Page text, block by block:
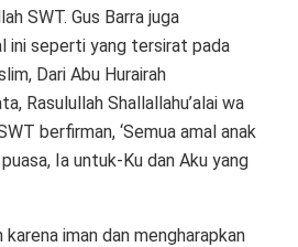
SWT. Gus Barra juga
ini seperti yang tersirat pada
Dari Abu Hurairah
Rasulullah Shallallahu’alai wa
berfirman, ‘Semua amal anak
Ia untuk-Ku dan Aku yang
karena iman dan mengharapkan